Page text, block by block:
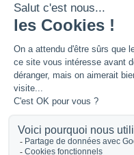
SUIVEZ GERANT DE SARL
Twitter
Facebook